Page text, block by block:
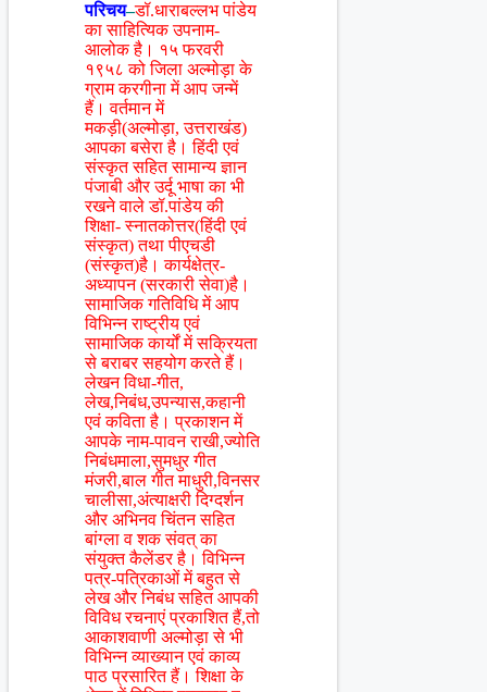
परिचय–डॉ.धाराबल्लभ पांडेय
का साहित्यिक उपनाम-
आलोक है। १५ फरवरी
१९५८ को जिला अल्मोड़ा के
ग्राम करगीना में आप जन्में
हैं। वर्तमान में
मकड़ी(अल्मोड़ा, उत्तराखंड)
आपका बसेरा है। हिंदी एवं
संस्कृत सहित सामान्य ज्ञान
पंजाबी और उर्दू भाषा का भी
रखने वाले डॉ.पांडेय की
शिक्षा- स्नातकोत्तर(हिंदी एवं
संस्कृत) तथा पीएचडी
(संस्कृत)है। कार्यक्षेत्र-
अध्यापन (सरकारी सेवा)है।
सामाजिक गतिविधि में आप
विभिन्न राष्ट्रीय एवं
सामाजिक कार्यों में सक्रियता
से बराबर सहयोग करते हैं।
लेखन विधा-गीत,
लेख,निबंध,उपन्यास,कहानी
एवं कविता है। प्रकाशन में
आपके नाम-पावन राखी,ज्योति
निबंधमाला,सुमधुर गीत
मंजरी,बाल गीत माधुरी,विनसर
चालीसा,अंत्याक्षरी दिग्दर्शन
और अभिनव चिंतन सहित
बांग्ला व शक संवत् का
संयुक्त कैलेंडर है। विभिन्न
पत्र-पत्रिकाओं में बहुत से
लेख और निबंध सहित आपकी
विविध रचनाएं प्रकाशित हैं,तो
आकाशवाणी अल्मोड़ा से भी
विभिन्न व्याख्यान एवं काव्य
पाठ प्रसारित हैं। शिक्षा के